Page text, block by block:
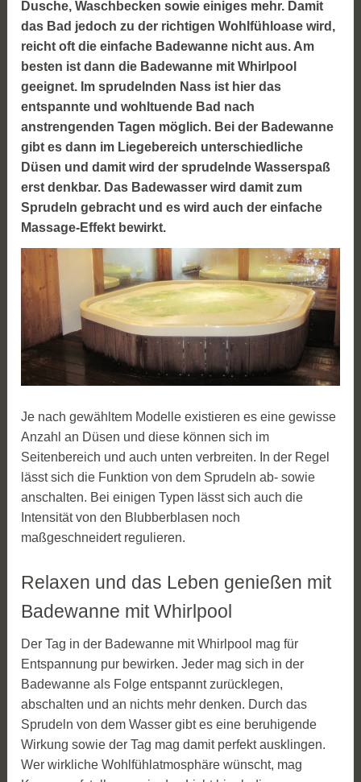
Dusche, Waschbecken sowie einiges mehr. Damit
das Bad jedoch zu der richtigen Wohlfühloase wird,
reicht oft die einfache Badewanne nicht aus. Am
besten ist dann die Badewanne mit Whirlpool
geeignet. Im sprudelnden Nass ist hier das
entspannte und wohltuende Bad nach
anstrengenden Tagen möglich. Bei der Badewanne
gibt es dann im Liegebereich unterschiedliche
Düsen und damit wird der sprudelnde Wasserspaß
erst denkbar. Das Badewasser wird damit zum
Sprudeln gebracht und es wird auch der einfache
Massage-Effekt bewirkt.
Je nach gewähltem Modelle existieren es eine gewisse
Anzahl an Düsen und diese können sich im
Seitenbereich und auch unten verbreiten. In der Regel
lässt sich die Funktion von dem Sprudeln ab- sowie
anschalten. Bei einigen Typen lässt sich auch die
Intensität von den Blubberblasen noch
maßgeschneidert regulieren.
Relaxen und das Leben genießen mit
Badewanne mit Whirlpool
Der Tag in der Badewanne mit Whirlpool mag für
Entspannung pur bewirken. Jeder mag sich in der
Badewanne als Folge entspannt zurücklegen,
abschalten und an nichts mehr denken. Durch das
Sprudeln von dem Wasser gibt es eine beruhigende
Wirkung sowie der Tag mag damit perfekt ausklingen.
Wer wirkliche Wohlfühlatmosphäre wünscht, mag